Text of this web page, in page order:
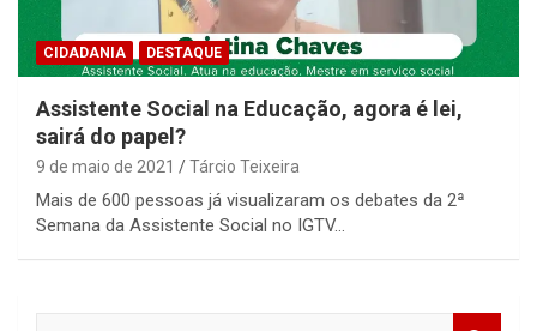
CIDADANIA DESTAQUE
Assistente Social na Educação, agora é lei,
sairá do papel?
9 de maio de 2021 Tárcio Teixeira
Mais de 600 pessoas já visualizaram os debates da 2ª
Semana da Assistente Social no IGTV…